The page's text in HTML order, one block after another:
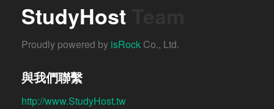
StudyHost
Proudly powered by isRock Co., Ltd.
與我們聯繫
http://www.StudyHost.tw